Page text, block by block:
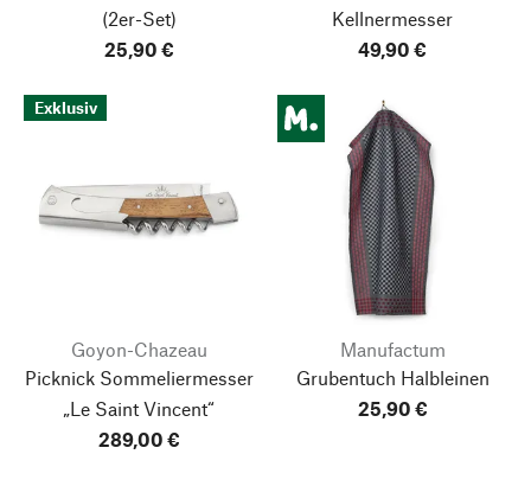
(2er-Set)
25,90 €
Kellnermesser
49,90 €
Exklusiv
Goyon-Chazeau
Picknick Sommeliermesser
„Le Saint Vincent“
289,00 €
Manufactum
Grubentuch Halbleinen
25,90 €